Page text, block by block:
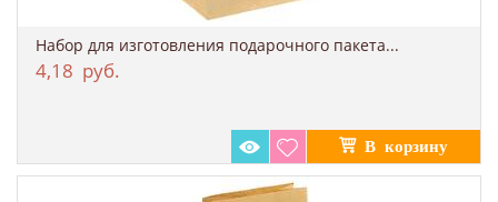
Набор для изготовления подарочного пакета...
4,18 руб.